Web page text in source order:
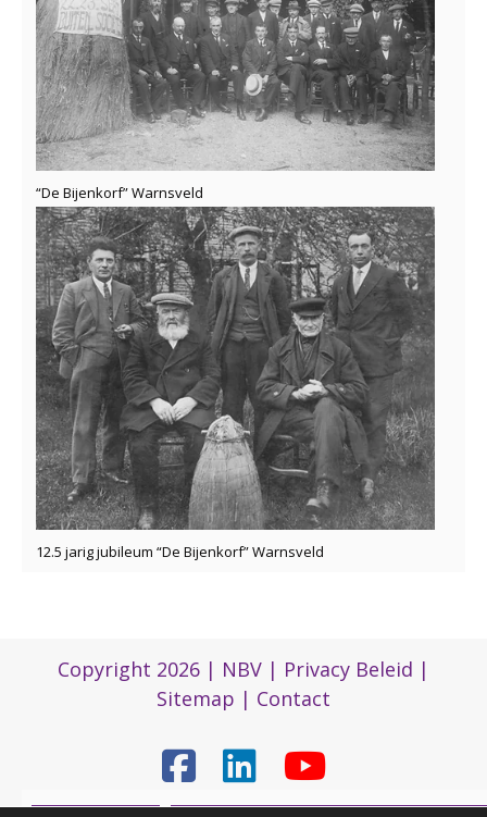
“De Bijenkorf” Warnsveld
12.5 jarig jubileum “De Bijenkorf” Warnsveld
Copyright 2026 | NBV | Privacy Beleid |
Sitemap | Contact